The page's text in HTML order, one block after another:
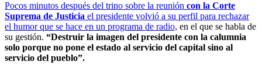
Pocos minutos después del trino sobre la reunión con la Corte
Suprema de Justicia el presidente volvió a su perfil para rechazar
el humor que se hace en un programa de radio, en el que se habla de
su gestión. “Destruir la imagen del presidente con la calumnia
solo porque no pone el estado al servicio del capital sino al
servicio del pueblo”.